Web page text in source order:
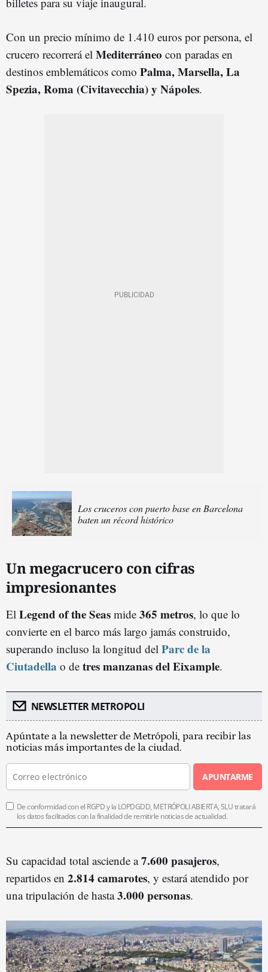
Con un precio mínimo de 1.410 euros por persona, el
crucero recorrerá el Mediterráneo con paradas en
destinos emblemáticos como Palma, Marsella, La
Spezia, Roma (Civitavecchia) y Nápoles.
Los cruceros con puerto base en Barcelona
baten un récord histórico
Un megacrucero con cifras
impresionantes
El Legend of the Seas mide 365 metros, lo que lo
convierte en el barco más largo jamás construido,
superando incluso la longitud del Parc de la
Ciutadella o de tres manzanas del Eixample.
NEWSLETTER METROPOLI
Apúntate a la newsletter de Metrópoli, para recibir las
noticias más importantes de la ciudad.
APUNTARME
De conformidad con el RGPD y la LOPDGDD, METRÓPOLI ABIERTA, SLU tratará
los datos facilitados con la finalidad de remitirle noticias de actualidad.
Su capacidad total asciende a7.600 pasajeros,
repartidos en 2.814 camarotes, y estará atendido por
una tripulación de hasta3.000 personas.